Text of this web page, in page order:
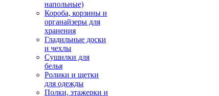
напольные)
Короба, корзины и
органайзеры для
хранения
Гладильные доски
и чехлы
Сушилки для
белья
Ролики и щетки
для одежды
Полки, этажерки и